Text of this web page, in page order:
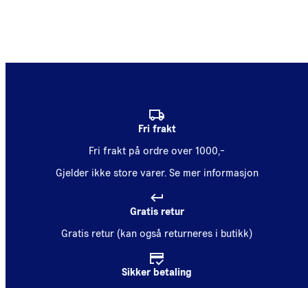
Fri frakt
Fri frakt på ordre over 1000,-
Gjelder ikke store varer. Se mer informasjon
Gratis retur
Gratis retur (kan også returneres i butikk)
Sikker betaling